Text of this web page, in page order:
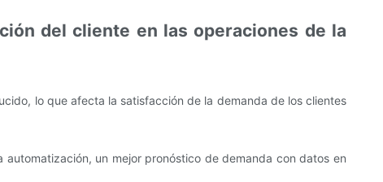
del cliente en las operaciones de la
lo que afecta la satisfacción de la demanda de los clientes
un mejor pronóstico de demanda con datos en